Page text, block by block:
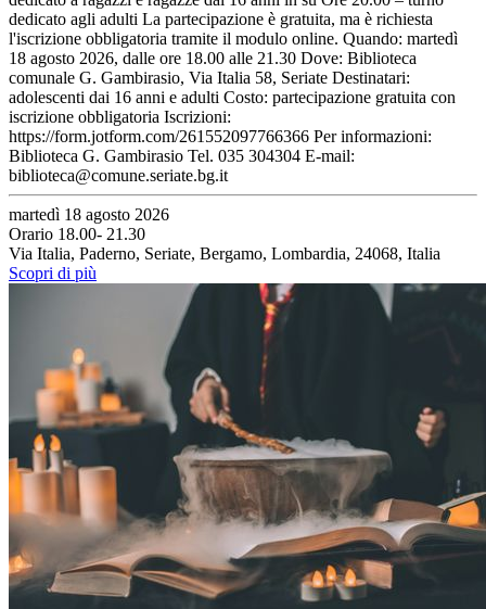
dedicato agli adulti La partecipazione è gratuita, ma è richiesta
l'iscrizione obbligatoria tramite il modulo online. Quando: martedì
18 agosto 2026, dalle ore 18.00 alle 21.30 Dove: Biblioteca
comunale G. Gambirasio, Via Italia 58, Seriate Destinatari:
adolescenti dai 16 anni e adulti Costo: partecipazione gratuita con
iscrizione obbligatoria Iscrizioni:
https://form.jotform.com/261552097766366 Per informazioni:
Biblioteca G. Gambirasio Tel. 035 304304 E-mail:
biblioteca@comune.seriate.bg.it
martedì 18 agosto 2026
Orario 18.00- 21.30
Via Italia, Paderno, Seriate, Bergamo, Lombardia, 24068, Italia
Scopri di più